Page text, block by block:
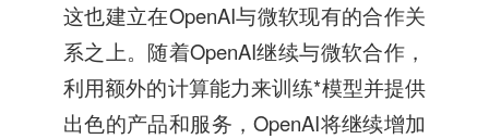
这也建立在OpenAI与微软现有的合作关
系之上。随着OpenAI继续与微软合作，
利用额外的计算能力来训练*模型并提供
出色的产品和服务，OpenAI将继续增加